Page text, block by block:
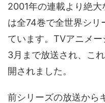
2001年の連載より絶
は全74巻で全世界シリ
ています。TVアニメ
3月まで放送され、こ
開されました。
前シリーズの放送から